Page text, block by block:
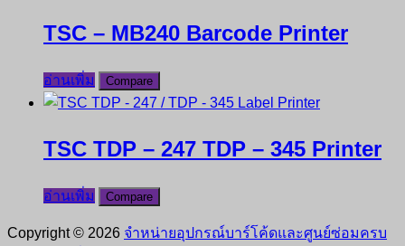
TSC – MB240 Barcode Printer
อ่านเพิ่ม Compare
TSC TDP – 247 TDP – 345 Printer
อ่านเพิ่ม Compare
Copyright © 2026 จำหน่ายอุปกรณ์บาร์โค้ดและศูนย์ซ่อมครบ